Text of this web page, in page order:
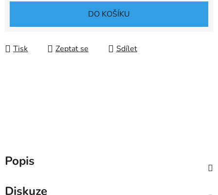
DO KOŠÍKU
Tisk Zeptat se Sdílet
Popis
Diskuze